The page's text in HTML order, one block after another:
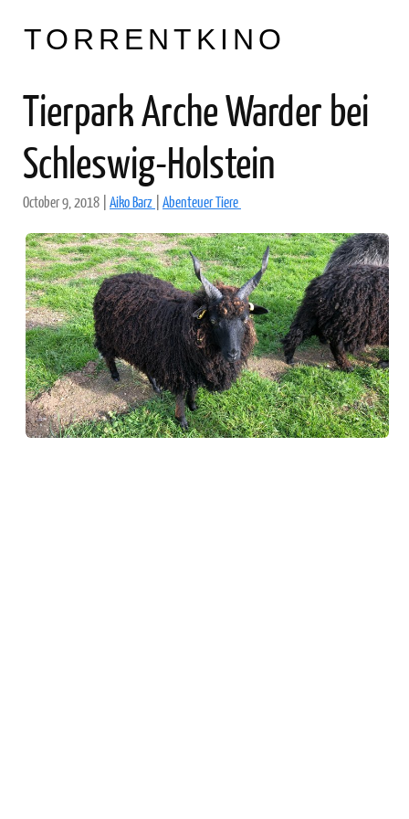
TORRENTKINO
Tierpark Arche Warder bei
Schleswig-Holstein
October 9, 2018 Aiko Barz Abenteuer Tiere